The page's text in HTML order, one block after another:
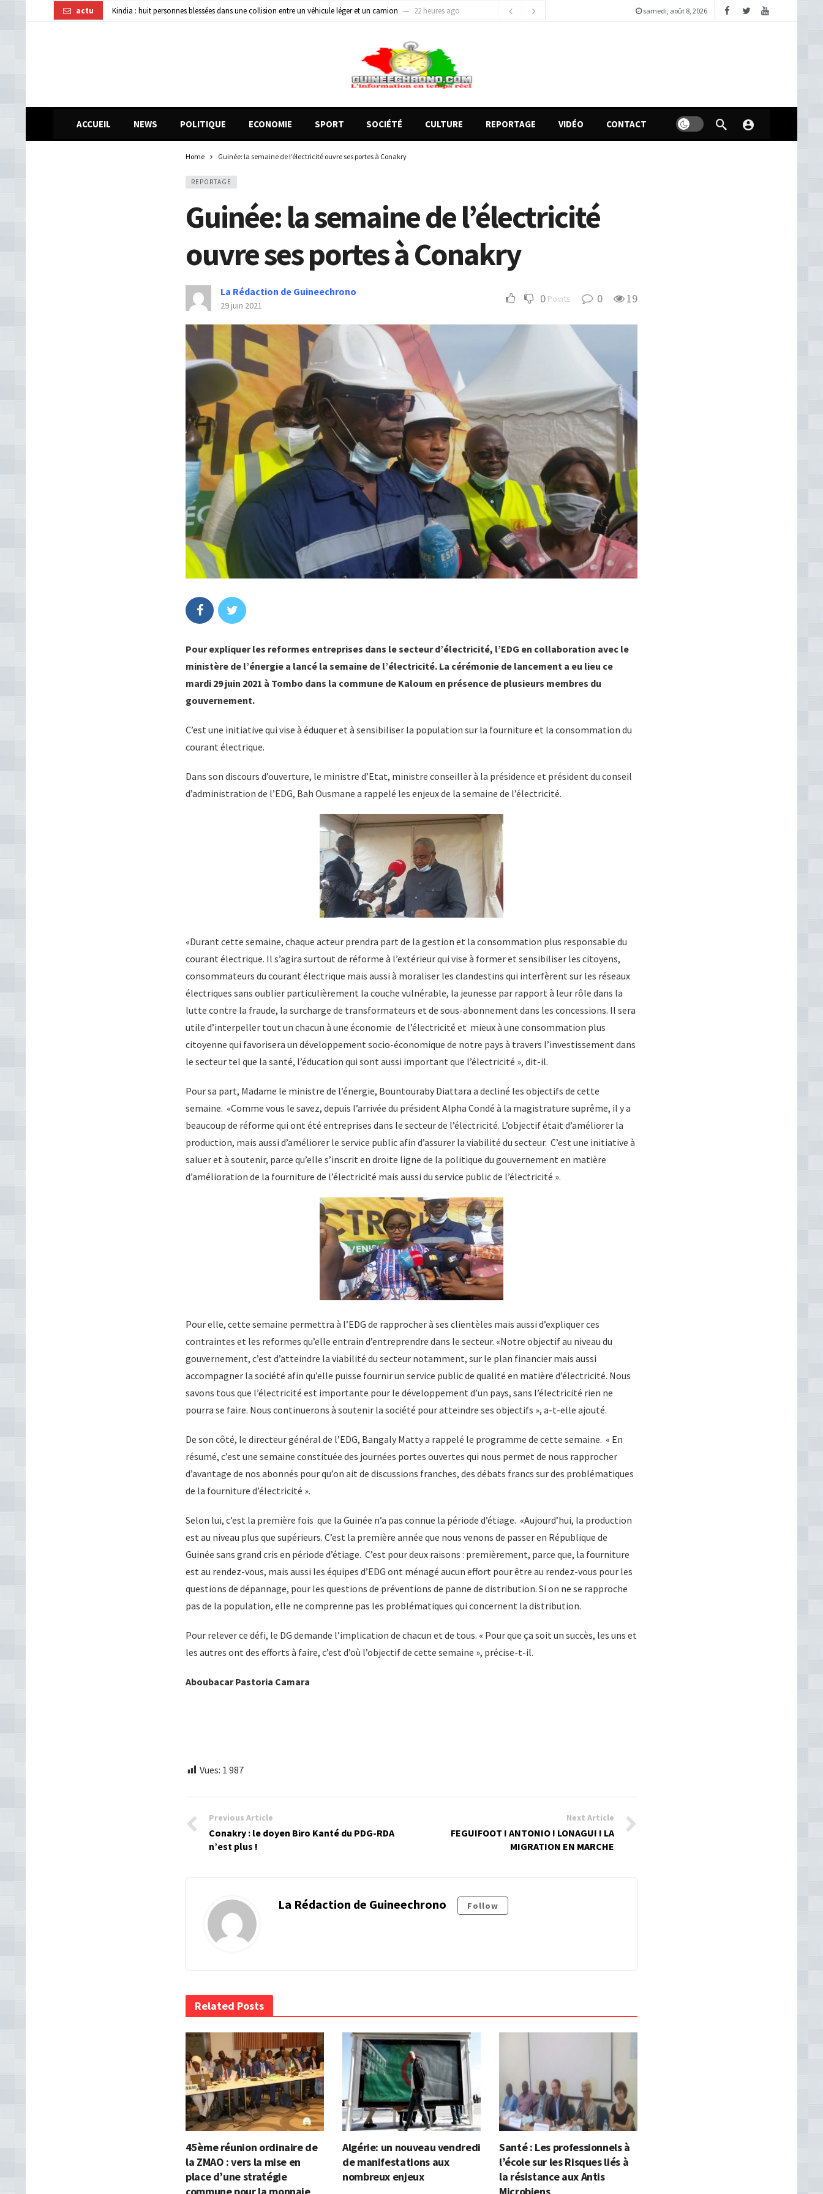
actu Affaire disparition d’argent à AFG Bank : les regards tournés vers la justice (par Mohamed lamine KOUROUMA)
1 jour ago
samedi, août 8, 2026
ACCUEIL NEWS POLITIQUE ECONOMIE SPORT SOCIÉTÉ CULTURE REPORTAGE VIDÉO CONTACT
Home Guinée: la semaine de l’électricité ouvre ses portes à Conakry
REPORTAGE
Guinée: la semaine de l’électricité
ouvre ses portes à Conakry
La Rédaction de Guineechrono
29 juin 2021 0 Points 0 19
Pour expliquer les reformes entreprises dans le secteur d’électricité, l’EDG en collaboration avec le
ministère de l’énergie a lancé la semaine de l’électricité. La cérémonie de lancement a eu lieu ce
mardi 29 juin 2021 à Tombo dans la commune de Kaloum en présence de plusieurs membres du
gouvernement.
C’est une initiative qui vise à éduquer et à sensibiliser la population sur la fourniture et la consommation du
courant électrique.
Dans son discours d’ouverture, le ministre d’Etat, ministre conseiller à la présidence et président du conseil
d’administration de l’EDG, Bah Ousmane a rappelé les enjeux de la semaine de l’électricité.
«Durant cette semaine, chaque acteur prendra part de la gestion et la consommation plus responsable du
courant électrique. Il s’agira surtout de réforme à l’extérieur qui vise à former et sensibiliser les citoyens,
consommateurs du courant électrique mais aussi à moraliser les clandestins qui interfèrent sur les réseaux
électriques sans oublier particulièrement la couche vulnérable, la jeunesse par rapport à leur rôle dans la
lutte contre la fraude, la surcharge de transformateurs et de sous-abonnement dans les concessions. Il sera
utile d’interpeller tout un chacun à une économie de l’électricité et mieux à une consommation plus
citoyenne qui favorisera un développement socio-économique de notre pays à travers l’investissement dans
le secteur tel que la santé, l’éducation qui sont aussi important que l’électricité », dit-il.
Pour sa part, Madame le ministre de l’énergie, Bountouraby Diattara a decliné les objectifs de cette
semaine. «Comme vous le savez, depuis l’arrivée du président Alpha Condé à la magistrature suprême, il y a
beaucoup de réforme qui ont été entreprises dans le secteur de l’électricité. L’objectif était d’améliorer la
production, mais aussi d’améliorer le service public afin d’assurer la viabilité du secteur. C’est une initiative à
saluer et à soutenir, parce qu’elle s’inscrit en droite ligne de la politique du gouvernement en matière
d’amélioration de la fourniture de l’électricité mais aussi du service public de l’électricité ».
Pour elle, cette semaine permettra à l’EDG de rapprocher à ses clientèles mais aussi d’expliquer ces
contraintes et les reformes qu’elle entrain d’entreprendre dans le secteur. «Notre objectif au niveau du
gouvernement, c’est d’atteindre la viabilité du secteur notamment, sur le plan financier mais aussi
accompagner la société afin qu’elle puisse fournir un service public de qualité en matière d’électricité. Nous
savons tous que l’électricité est importante pour le développement d’un pays, sans l’électricité rien ne
pourra se faire. Nous continuerons à soutenir la société pour atteindre ses objectifs », a-t-elle ajouté.
De son côté, le directeur général de l’EDG, Bangaly Matty a rappelé le programme de cette semaine. « En
résumé, c’est une semaine constituée des journées portes ouvertes qui nous permet de nous rapprocher
d’avantage de nos abonnés pour qu’on ait de discussions franches, des débats francs sur des problématiques
de la fourniture d’électricité ».
Selon lui, c’est la première fois que la Guinée n’a pas connue la période d’étiage. «Aujourd’hui, la production
est au niveau plus que supérieurs. C’est la première année que nous venons de passer en République de
Guinée sans grand cris en période d’étiage. C’est pour deux raisons : premièrement, parce que, la fourniture
est au rendez-vous, mais aussi les équipes d’EDG ont ménagé aucun effort pour être au rendez-vous pour les
questions de dépannage, pour les questions de préventions de panne de distribution. Si on ne se rapproche
pas de la population, elle ne comprenne pas les problématiques qui concernent la distribution.
Pour relever ce défi, le DG demande l’implication de chacun et de tous. « Pour que ça soit un succès, les uns et
les autres ont des efforts à faire, c’est d’où l’objectif de cette semaine », précise-t-il.
Aboubacar Pastoria Camara
Vues: 1 987
Previous Article
Conakry : le doyen Biro Kanté du PDG-RDA
n’est plus !
Next Article
FEGUIFOOT ! ANTONIO ! LONAGUI ! LA
MIGRATION EN MARCHE
La Rédaction de Guineechrono Follow
Related Posts
45ème réunion ordinaire de
la ZMAO : vers la mise en
place d’une stratégie
Algérie: un nouveau vendredi
de manifestations aux
nombreux enjeux
Santé : Les professionnels à
l’école sur les Risques liés à
la résistance aux Antis